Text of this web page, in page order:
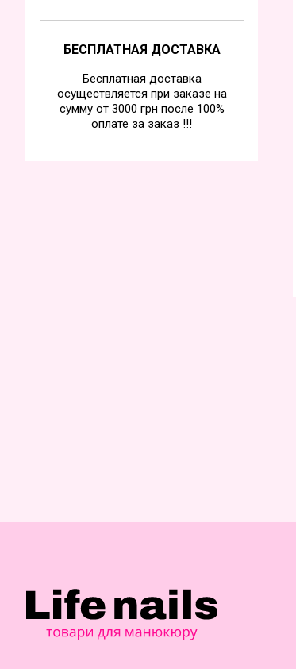
БЕСПЛАТНАЯ ДОСТАВКА
Бесплатная доставка
осуществляется при заказе на
сумму от 3000 грн после 100%
оплате за заказ !!!